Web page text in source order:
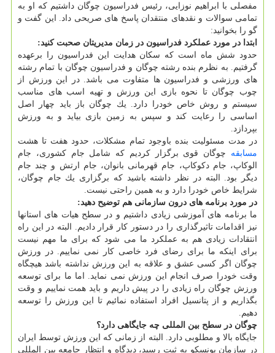
مفصلی با ابراهیم نوزایی، رئیس فدراسیون چوگان داشتیم كه او به
تمامی سوالات و نقدهای منتقدان پاسخ های صریحی داد. این گفت و
گو را بخوانید:
ابتدا در مورد عملكرد فدراسیون در زمان مدیریتان صحبت كنید:
حدود شش ماه است كه سكان هدایت این فدراسیون را برعهده
گرفتیم. به نظرم بنده رشته چوگان و فدراسیون چوگان با تمام رشته
های ورزشی و فدراسیون ها متفاوت می باشد. در این ورزش از
چوب چوگان تا نحوه بازی این ورزش و تهیه اسب های مناسب
سیستم و روش خاص خودرا دارد. یك چوگان باز باید چهار اصل
اساسی را رعایت كند و سپس به زمین بازی بیاید و به ورزش
بپردازد.
در مدت مسئولیت بنده باوجود تمام مشكلات، حدود هفت تا هشت
مسابقه چوگان قوی برگزار كردیم كه شامل جام كشوری، جام
الوكاپ، جام دكوكاپ، جام قهرمانی بانوان، جام ارتش و چند جام
دیگر بود. البته در نظر داشته باشید كه برگزاری یك جام چوگان،
شرایط خاص خودرا دارد و به همین راحتی نیست.
در مورد برنامه های درون سازمانی هم توضیح دهید:
ما برنامه های آموزشی زیادی داشتیم و در سطح هیات های استانها
نیز اقدامات تاثیرگذاری را در دستور كار قرار دادیم. البته در این راه
انتقادات زیادی هم به عملكرد ما می شود كه برای ما مهم نیست
برای اینكه ما برای رضای فرد خاصی كار نمی نماییم. در ورزش
چوگان اگر كسی عشق و علاقه به این ورزش نداشته باشد هیچگاه
وقت خودرا صرف انجام این ورزش نمی نماید. اما ما برای توسعه
ورزش چوگان راه زیادی را در پیش داریم و باید همت نماییم و وقت
بگذاریم و از پتانسیل افراد استفاده نمائیم تا این ورزش را توسعه
دهیم.
چوگان در سطح بین المللی چه جایگاهی دارد؟
جایگاه بالا و مطلوبی دارد. البته از زمانی كه این ورزش توسط ایران
در سازمان یونسكو به ثبت رسید، دیدگاه و انتظار جامعه بین المللی